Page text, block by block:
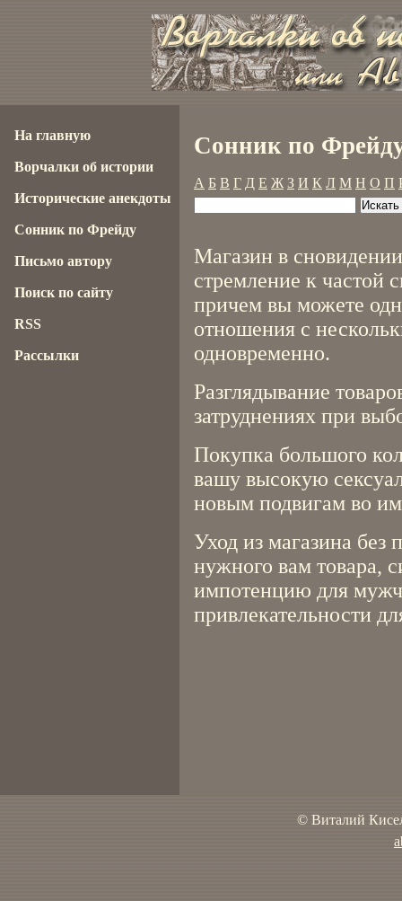
Сонник по
А Б В Г Д Е Ж З И К Л М Н О П
Магазин в
стремление к частой
причем вы можете
отношения с
одновременно.
Разглядывание
затруднениях при
Покупка большого
вашу высокую
новым подвигам во
Уход из магазина без
нужного вам товара,
импотенцию для
привлекательности
На главную
Ворчалки об истории
Исторические анекдоты
Сонник по Фрейду
Письмо автору
Поиск по сайту
RSS
Рассылки
© Виталий